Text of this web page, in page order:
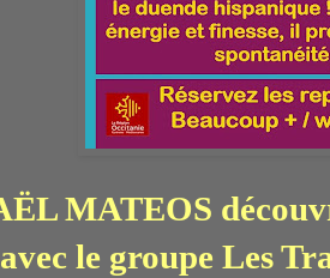
MATEOS
le groupe Les